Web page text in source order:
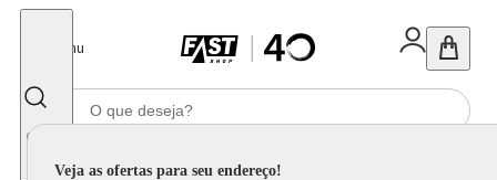
Menu
Veja as ofertas para seu endereço!